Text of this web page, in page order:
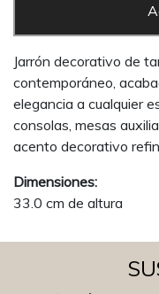
Jarrón decorativo de
contemporáneo,
elegancia a cualquier
consolas, mesas
acento decorativo
Dimensiones:
33.0 cm de altura